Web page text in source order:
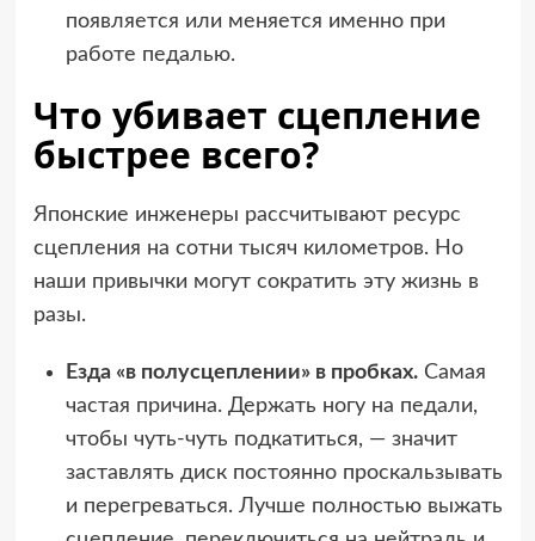
появляется или меняется именно при
работе педалью.
Что убивает сцепление
быстрее всего?
Японские инженеры рассчитывают ресурс
сцепления на сотни тысяч километров. Но
наши привычки могут сократить эту жизнь в
разы.
Езда «в полусцеплении» в пробках.Самая
частая причина. Держать ногу на педали,
чтобы чуть-чуть подкатиться, — значит
заставлять диск постоянно проскальзывать
и перегреваться. Лучше полностью выжать